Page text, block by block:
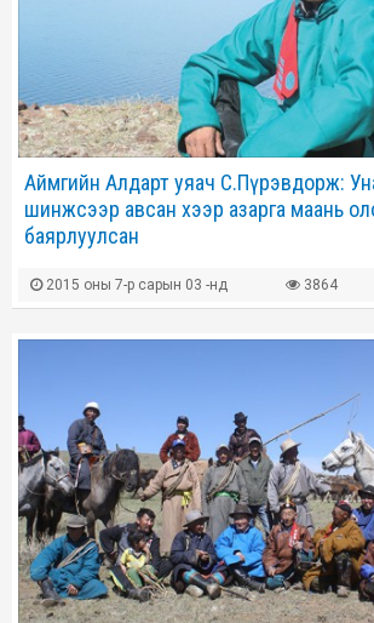
Аймгийн Алдарт уяач С.Пүрэвдорж:
шинжсээр авсан хээр азарга маань
баярлуулсан
2015 оны 7-р сарын 03 -нд 3864